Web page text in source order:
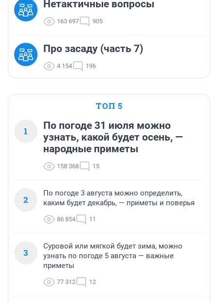
Нетактичные вопросы
163 697 905
Про засаду (часть 7)
4 154 196
ТОП 5
1
По погоде 31 июля можно
узнать, какой будет осень, —
народные приметы
158 368 15
2
По погоде 3 августа можно определить,
каким будет декабрь, — приметы и поверья
86 854 11
3
Суровой или мягкой будет зима, можно
узнать по погоде 5 августа — важные
приметы
77 312 12